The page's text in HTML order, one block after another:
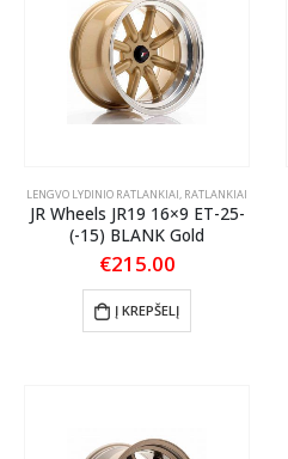
LENGVO LYDINIO RATLANKIAI, RATLANKIAI
JR Wheels JR19 16×9 ET-25-
(-15) BLANK Gold
€215.00
Į KREPŠELĮ